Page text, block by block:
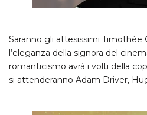
Saranno gli attesissimi Timothée
l’eleganza della signora del
romanticismo avrà i volti della
si attenderanno Adam Driver,